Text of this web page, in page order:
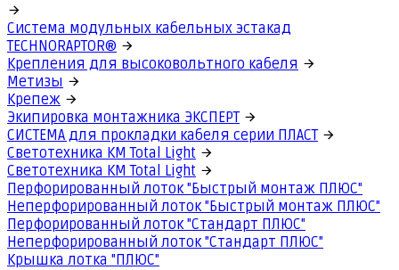
Система модульных кабельных эстакад
TECHNORAPTOR®
Крепления для высоковольтного кабеля
Метизы
Крепеж
Экипировка монтажника ЭКСПЕРТ
СИСТЕМА для прокладки кабеля серии ПЛАСТ
Светотехника КМ Total Light
Светотехника КМ Total Light
Перфорированный лоток "Быстрый монтаж ПЛЮС"
Неперфорированный лоток "Быстрый монтаж ПЛЮС"
Перфорированный лоток "Стандарт ПЛЮС"
Неперфорированный лоток "Стандарт ПЛЮС"
Крышка лотка "ПЛЮС"